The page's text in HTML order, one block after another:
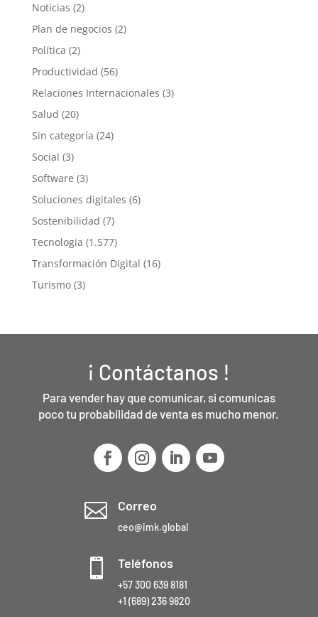
Noticias (2)
Plan de negocios (2)
Política (2)
Productividad (56)
Relaciones Internacionales (3)
Salud (20)
Sin categoría (24)
Social (3)
Software (3)
Soluciones digitales (6)
Sostenibilidad (7)
Tecnologia (1.577)
Transformación Digital (16)
Turismo(3)
¡ Contáctanos !
Para vender hay que comunicar, si comunicas
poco tu probabilidad de venta es mucho menor.
 Correo
ceo@imk.global
 Teléfonos
+57 300 639 8181
+1 (689) 236 9820